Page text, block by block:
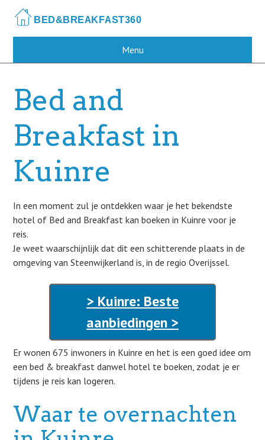
main
Menu
Bed and
Breakfast in
Kuinre
In een moment zul je ontdekken waar je het bekendste
hotel of Bed and Breakfast kan boeken in Kuinre voor je
reis.
Je weet waarschijnlijk dat dit een schitterende plaats in de
omgeving van Steenwijkerland is, in de regio Overijssel.
> Kuinre: Beste
aanbiedingen >
Er wonen 675 inwoners in Kuinre en het is een goed idee om
een bed & breakfast danwel hotel te boeken, zodat je er
tijdens je reis kan logeren.
Waar te overnachten